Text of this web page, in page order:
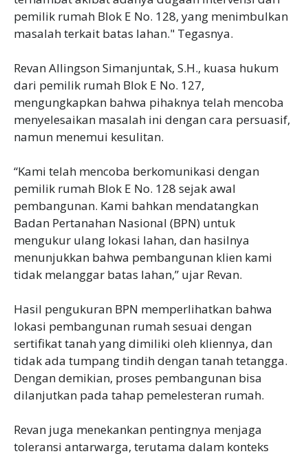
pemilik rumah Blok E No. 128, yang menimbulkan
masalah terkait batas lahan." Tegasnya.
Revan Allingson Simanjuntak, S.H., kuasa hukum
dari pemilik rumah Blok E No. 127,
mengungkapkan bahwa pihaknya telah mencoba
menyelesaikan masalah ini dengan cara persuasif,
namun menemui kesulitan.
“Kami telah mencoba berkomunikasi dengan
pemilik rumah Blok E No. 128 sejak awal
pembangunan. Kami bahkan mendatangkan
Badan Pertanahan Nasional (BPN) untuk
mengukur ulang lokasi lahan, dan hasilnya
menunjukkan bahwa pembangunan klien kami
tidak melanggar batas lahan,” ujar Revan.
Hasil pengukuran BPN memperlihatkan bahwa
lokasi pembangunan rumah sesuai dengan
sertifikat tanah yang dimiliki oleh kliennya, dan
tidak ada tumpang tindih dengan tanah tetangga.
Dengan demikian, proses pembangunan bisa
dilanjutkan pada tahap pemelesteran rumah.
Revan juga menekankan pentingnya menjaga
toleransi antarwarga, terutama dalam konteks